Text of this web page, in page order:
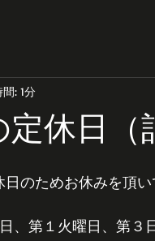
休日（
: 1分
のためお休みを頂い
、第１火曜日、第